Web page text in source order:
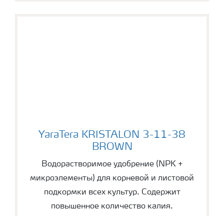
YaraTera KRISTALON 3-11-38
BROWN
Водорастворимое удобрение (NPK +
микроэлементы) для корневой и листовой
подкормки всех культур. Содержит
повышенное количество калия.